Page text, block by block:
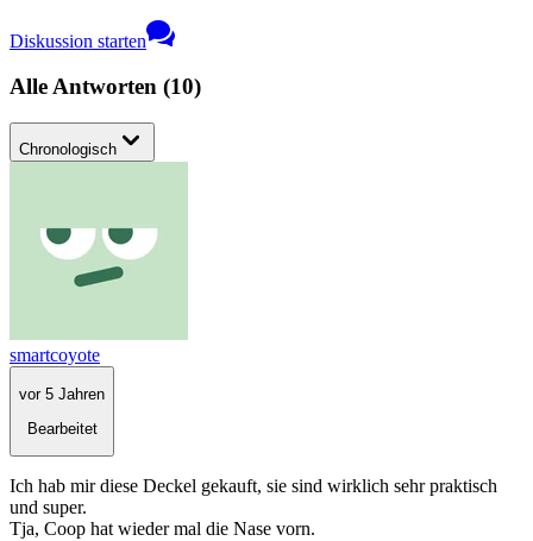
Diskussion starten
Alle Antworten (10)
Chronologisch
smartcoyote
vor 5 Jahren
Bearbeitet
Ich hab mir diese Deckel gekauft, sie sind wirklich sehr praktisch
und super.
Tja, Coop hat wieder mal die Nase vorn.